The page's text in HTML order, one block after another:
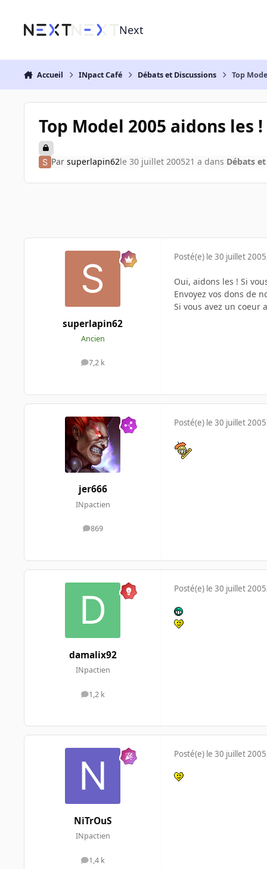
Next
Accueil INpact Café Débats et Discussions Top
Top Model 2005 aidons les !
Par superlapin62le 30 juillet 200521 a dans Débats
superlapin62
Ancien
7,2 k
messages
Posté(e) le 30 juillet 2005
Oui, aidons les ! Si
Envoyez vos dons de
Si vous avez un coeur
jer666
INpactien
869
messages
Posté(e) le 30 juillet 2005
damalix92
INpactien
1,2 k
messages
Posté(e) le 30 juillet 2005
NiTrOuS
INpactien
1,4 k
messages
Posté(e) le 30 juillet 2005